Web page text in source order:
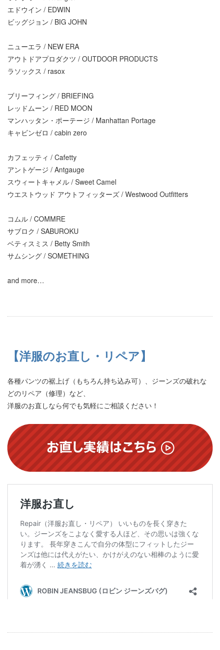
エドウイン / EDWIN
ビッグジョン / BIG JOHN
ニューエラ / NEW ERA
アウトドアプロダクツ / OUTDOOR PRODUCTS
ラソックス / rasox
ブリーフィング / BRIEFING
レッドムーン / RED MOON
マンハッタン・ポーテージ / Manhattan Portage
キャビンゼロ / cabin zero
カフェッティ / Cafetty
アントゲージ / Antgauge
スウィートキャメル / Sweet Camel
ウエストウッド アウトフィッターズ / Westwood Outfitters
コムル / COMMRE
サブロク / SABUROKU
ベティスミス / Betty Smith
サムシング / SOMETHING
and more…
【洋服のお直し・リペア】
各種パンツの裾上げ（もちろん持ち込み可）、ジーンズの破れな
どのリペア（修理）など、
洋服のお直しなら何でも気軽にご相談ください！